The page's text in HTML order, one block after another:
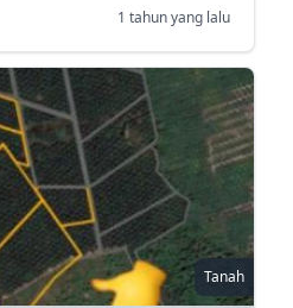
1 tahun yang lalu
Tanah